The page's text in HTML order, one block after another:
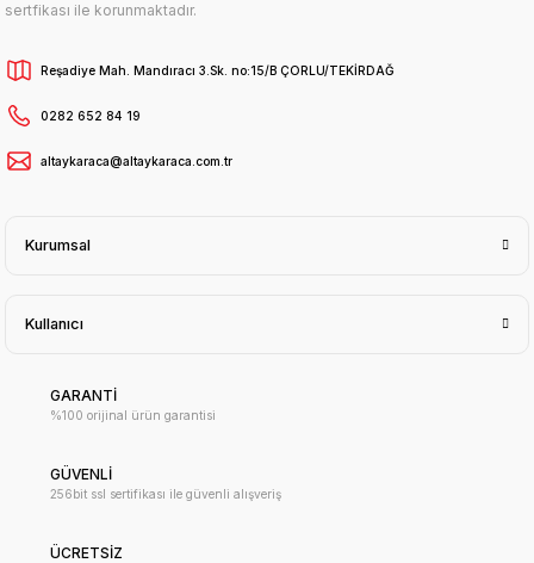
sertfikası ile korunmaktadır.
Reşadiye Mah. Mandıracı 3.Sk. no:15/B ÇORLU/TEKİRDAĞ
0282 652 84 19
altaykaraca@altaykaraca.com.tr
Kurumsal
Kullanıcı
GARANTİ
%100 orijinal ürün garantisi
GÜVENLİ
256bit ssl sertifikası ile güvenli alışveriş
ÜCRETSİZ